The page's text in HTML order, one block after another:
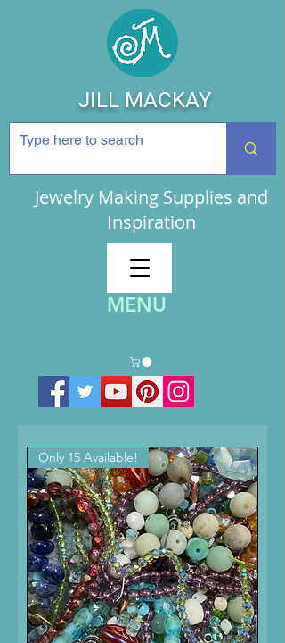
JILL MACKAY
Jewelry Making Supplies and
Inspiration
MENU
Only 15 Available!